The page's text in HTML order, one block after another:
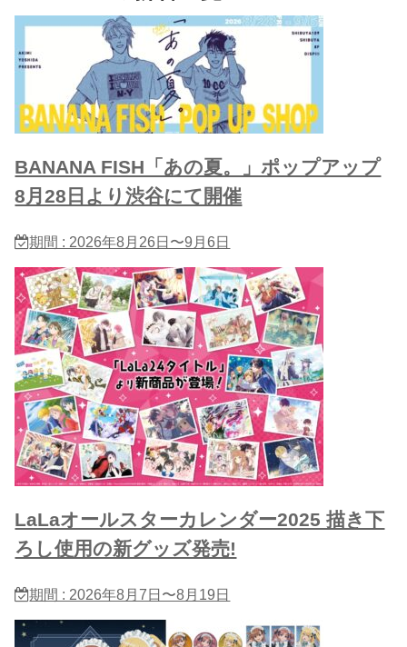
BANANA FISH「あの夏。」ポップアップ
8月28日より渋谷にて開催
期間 : 2026年8月26日〜9月6日
LaLaオールスターカレンダー2025 描き下
ろし使用の新グッズ発売!
期間 : 2026年8月7日〜8月19日